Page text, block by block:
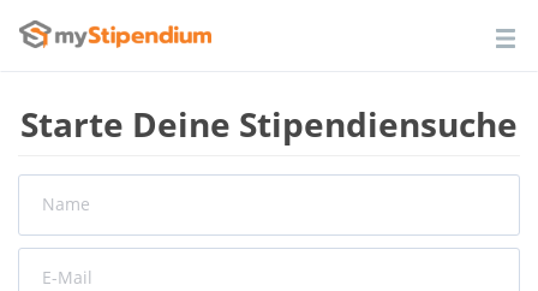
Starte Deine Stipendiensuche
Name
E-Mail